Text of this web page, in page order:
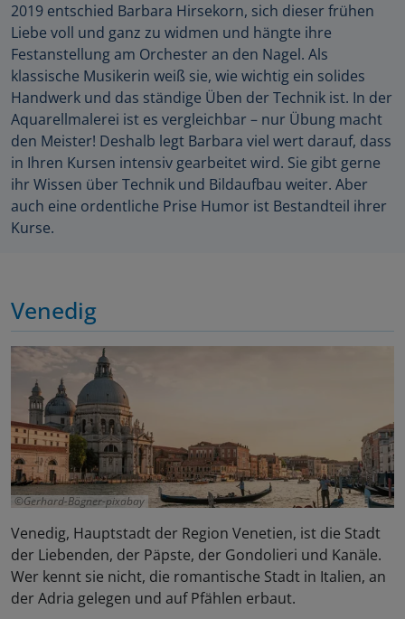
2019 entschied Barbara Hirsekorn, sich dieser frühen
Liebe voll und ganz zu widmen und hängte ihre
Festanstellung am Orchester an den Nagel. Als
klassische Musikerin weiß sie, wie wichtig ein solides
Handwerk und das ständige Üben der Technik ist. In der
Aquarellmalerei ist es vergleichbar – nur Übung macht
den Meister! Deshalb legt Barbara viel wert darauf, dass
in Ihren Kursen intensiv gearbeitet wird. Sie gibt gerne
ihr Wissen über Technik und Bildaufbau weiter. Aber
auch eine ordentliche Prise Humor ist Bestandteil ihrer
Kurse.
Venedig
Gerhard-Bögner-pixabay
Venedig, Hauptstadt der Region Venetien, ist die Stadt
der Liebenden, der Päpste, der Gondolieri und Kanäle.
Wer kennt sie nicht, die romantische Stadt in Italien, an
der Adria gelegen und auf Pfählen erbaut.